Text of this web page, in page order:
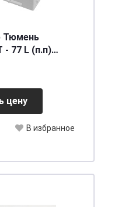
Тюмень
цену
В избранное